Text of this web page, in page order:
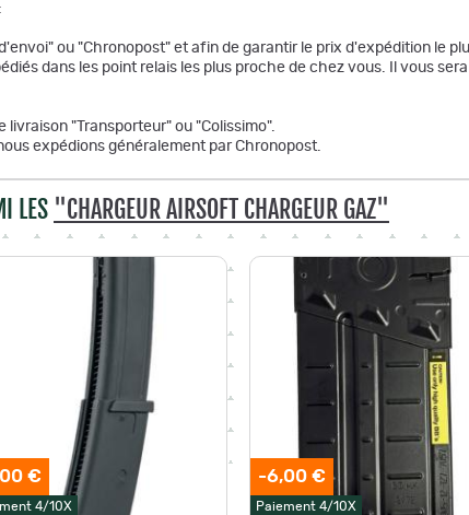
ou "Chronopost" et afin de garantir le prix d'expédition le
dans les point relais les plus proche de chez vous. Il vous
livraison "Transporteur" ou "Colissimo".
expédions généralement par Chronopost.
LES "CHARGEUR AIRSOFT CHARGEUR GAZ"
€
4/10X
-6,00 €
Paiement 4/10X